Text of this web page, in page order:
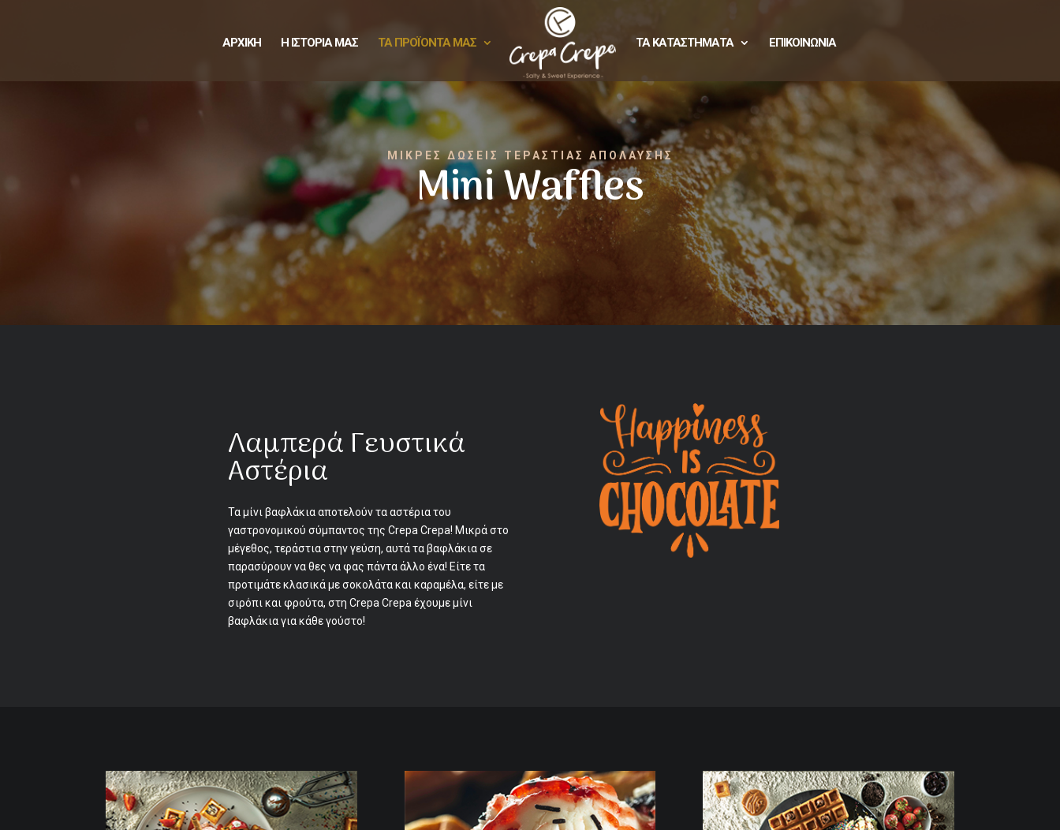
ΑΡΧΙΚΗ Η ΙΣΤΟΡΙΑ ΜΑΣ ΤΑ ΠΡΟΪΟΝΤΑ ΜΑΣ ΤΑ ΚΑΤΑΣΤΗΜΑΤΑ ΕΠΙΚΟΙΝΩΝΙΑ
ΜΙΚΡΕΣ ΔΩΣΕΙΣ ΤΕΡΑΣΤΙΑΣ ΑΠΟΛΑΥΣΗΣ
Mini Waffles
Λαμπερά Γευστικά
Αστέρια
Τα μίνι βαφλάκια αποτελούν τα αστέρια του
γαστρονομικού σύμπαντος της Crepa Crepa! Μικρά στο
μέγεθος, τεράστια στην γεύση, αυτά τα βαφλάκια σε
παρασύρουν να θες να φας πάντα άλλο ένα! Είτε τα
προτιμάτε κλασικά με σοκολάτα και καραμέλα, είτε με
σιρόπι και φρούτα, στη Crepa Crepa έχουμε μίνι
βαφλάκια για κάθε γούστο!